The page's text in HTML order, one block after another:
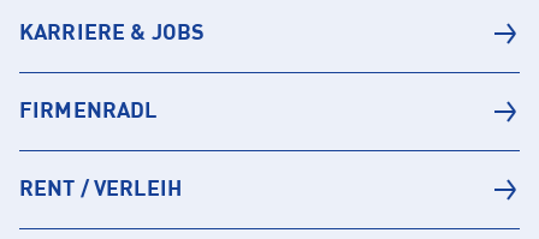
KARRIERE & JOBS
FIRMENRADL
RENT / VERLEIH